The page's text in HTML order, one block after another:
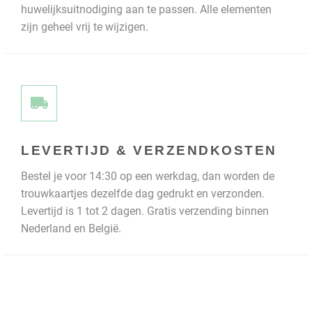
huwelijksuitnodiging aan te passen. Alle elementen
zijn geheel vrij te wijzigen.
LEVERTIJD & VERZENDKOSTEN
Bestel je voor 14:30 op een werkdag, dan worden de
trouwkaartjes dezelfde dag gedrukt en verzonden.
Levertijd is 1 tot 2 dagen. Gratis verzending binnen
Nederland en België.